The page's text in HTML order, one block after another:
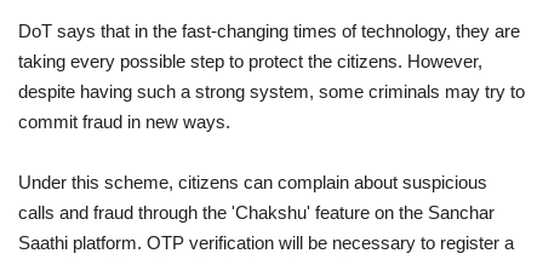
DoT says that in the fast-changing times of technology, they are
taking every possible step to protect the citizens. However,
despite having such a strong system, some criminals may try to
commit fraud in new ways.
Under this scheme, citizens can complain about suspicious
calls and fraud through the 'Chakshu' feature on the Sanchar
Saathi platform. OTP verification will be necessary to register a